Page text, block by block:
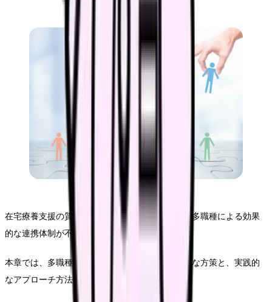
在宅療養支援の質を高めるには、医療機関内外の多職種による効果
的な連携体制が不可欠です。
本章では、多職種連携を成功に導くための具体的な方策と、実践的
なアプローチ方法を解説します。